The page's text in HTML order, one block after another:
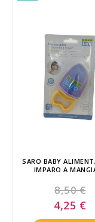
SARO BABY
IMPARO A
8,50 €
Special
Price
4,25 €